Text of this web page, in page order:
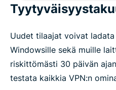
Uudet tilaajat voivat ladata
Windowsille sekä muille
riskittömästi 30 päivän
testata kaikkia VPN:n